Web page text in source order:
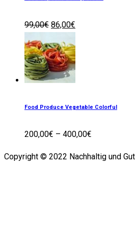
99,00€ 86,00€
Food Produce Vegetable Colorful
200,00€ – 400,00€
Copyright © 2022 Nachhaltig und